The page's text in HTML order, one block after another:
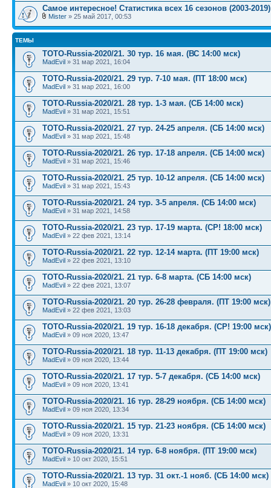
Самое интересное! Статистика всех 16 сезонов (2003-
Mister » 25 май 2017, 00:53
ТЕМЫ
TOTO-Russia-2020/21. 30 тур. 16 мая. (ВС 14:00 мск)
MadEvil » 31 мар 2021, 16:04
TOTO-Russia-2020/21. 29 тур. 7-10 мая. (ПТ 18:00 мск)
MadEvil » 31 мар 2021, 16:00
TOTO-Russia-2020/21. 28 тур. 1-3 мая. (СБ 14:00 мск)
MadEvil » 31 мар 2021, 15:51
TOTO-Russia-2020/21. 27 тур. 24-25 апреля. (СБ 14:00 мск)
MadEvil » 31 мар 2021, 15:48
TOTO-Russia-2020/21. 26 тур. 17-18 апреля. (СБ 14:00 мск)
MadEvil » 31 мар 2021, 15:46
TOTO-Russia-2020/21. 25 тур. 10-12 апреля. (СБ 14:00 мск)
MadEvil » 31 мар 2021, 15:43
TOTO-Russia-2020/21. 24 тур. 3-5 апреля. (СБ 14:00 мск)
MadEvil » 31 мар 2021, 14:58
TOTO-Russia-2020/21. 23 тур. 17-19 марта. (СР! 18:00 мск)
MadEvil » 22 фев 2021, 13:14
TOTO-Russia-2020/21. 22 тур. 12-14 марта. (ПТ 19:00 мск)
MadEvil » 22 фев 2021, 13:10
TOTO-Russia-2020/21. 21 тур. 6-8 марта. (СБ 14:00 мск)
MadEvil » 22 фев 2021, 13:07
TOTO-Russia-2020/21. 20 тур. 26-28 февраля. (ПТ 19:00 мск)
MadEvil » 22 фев 2021, 13:03
TOTO-Russia-2020/21. 19 тур. 16-18 декабря. (СР! 19:00 мск)
MadEvil » 09 ноя 2020, 13:47
TOTO-Russia-2020/21. 18 тур. 11-13 декабря. (ПТ 19:00 мск)
MadEvil » 09 ноя 2020, 13:44
TOTO-Russia-2020/21. 17 тур. 5-7 декабря. (СБ 14:00 мск)
MadEvil » 09 ноя 2020, 13:41
TOTO-Russia-2020/21. 16 тур. 28-29 ноября. (СБ 14:00 мск)
MadEvil » 09 ноя 2020, 13:34
TOTO-Russia-2020/21. 15 тур. 21-23 ноября. (СБ 14:00 мск)
MadEvil » 09 ноя 2020, 13:31
TOTO-Russia-2020/21. 14 тур. 6-8 ноября. (ПТ 19:00 мск)
MadEvil » 10 окт 2020, 15:51
TOTO-Russia-2020/21. 13 тур. 31 окт.-1 нояб. (СБ 14:00 мск)
MadEvil » 10 окт 2020, 15:48